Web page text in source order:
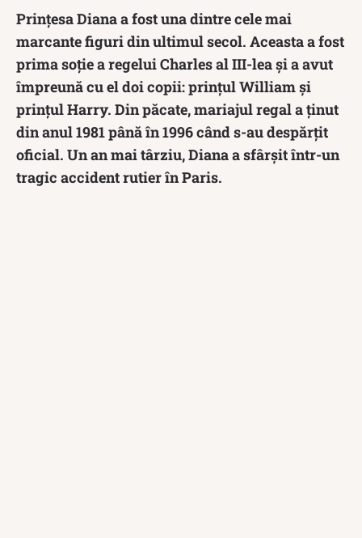
Prințesa Diana a fost una dintre cele mai
marcante figuri din ultimul secol. Aceasta a fost
prima soție a regelui Charles al III-lea și a avut
împreună cu el doi copii: prințul William și
prințul Harry. Din păcate, mariajul regal a ținut
din anul 1981 până în 1996 când s-au despărțit
oficial. Un an mai târziu, Diana a sfârșit într-un
tragic accident rutier în Paris.